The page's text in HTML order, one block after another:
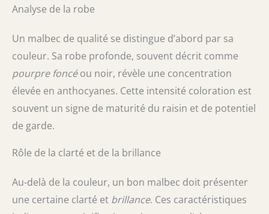
Analyse de la robe
Un malbec de qualité se distingue d’abord par sa
couleur. Sa robe profonde, souvent décrit comme
pourpre foncéou noir, révèle une concentration
élevée en anthocyanes. Cette intensité coloration est
souvent un signe de maturité du raisin et de potentiel
de garde.
Rôle de la clarté et de la brillance
Au-delà de la couleur, un bon malbec doit présenter
une certaine clarté et brillance. Ces caractéristiques